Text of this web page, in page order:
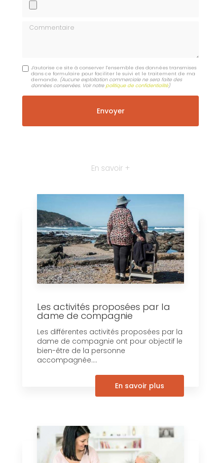
Commentaire
J'autorise ce site à conserver l'ensemble des données transmises
dans ce formulaire pour faciliter le suivi et le traitement de ma
demande. (Aucune exploitation commerciale ne sera faite des
données conservées. Voir notrepolitique de confidentialité)
En savoir +
Les activités proposées par la
dame de compagnie
Les différentes activités proposées par la
dame de compagnie ont pour objectif le
bien-être de la personne
accompagnée....
En savoir plus